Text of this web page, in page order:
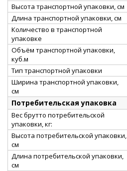
Высота транспортной упаковки, см
Длина транспортной упаковки, см
Количество в транспортной
упаковке
Объём транспортной упаковки,
куб.м
Тип транспортной упаковки
Ширина транспортной упаковки,
см
Потребительская упаковка
Вес брутто потребительской
упаковки, кг:
Высота потребительской упаковки,
см
Длина потребительской упаковки,
см